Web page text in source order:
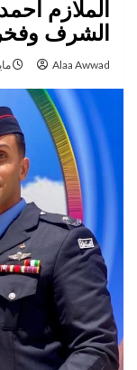
الملازم
الشرف
Alaa Awwad مايو